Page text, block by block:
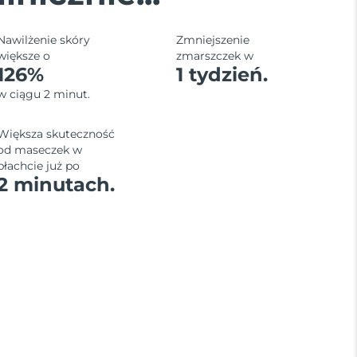
skóry
o
ciągu 2 minut.
Zmniejszenie
zmarszczek w
1 tydzień.
skuteczność
maseczek w
już po
minutach.